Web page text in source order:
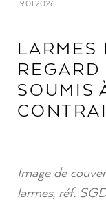
19.01.2026
LARMES
REGARD
SOUMIS
Image de
larmes, réf.